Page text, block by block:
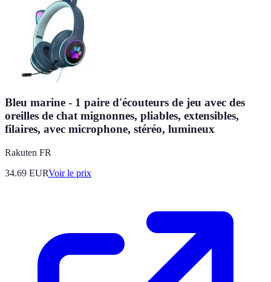
Bleu marine - 1 paire d'écouteurs de jeu avec des
oreilles de chat mignonnes, pliables, extensibles,
filaires, avec microphone, stéréo, lumineux
Rakuten FR
34.69 EURVoir le prix